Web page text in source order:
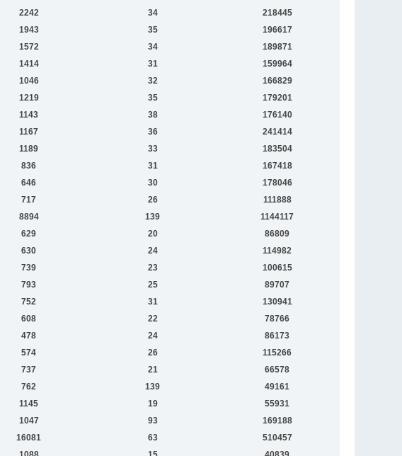
2242 34
218445
1943 35
196617
1572 34
189871
1414 31
159964
1046 32
166829
1219 35
179201
1143 38
176140
1167 36
241414
1189 33
183504
836 31
167418
646 30
178046
717 26
111888
8894 139
1144117
629 20
86809
630 24
114982
739 23
100615
793 25
89707
752 31
130941
608 22
78766
478 24
86173
574 26
115266
737 21
66578
762 139
49161
1145 19
55931
1047 93
169188
16081 63
510457